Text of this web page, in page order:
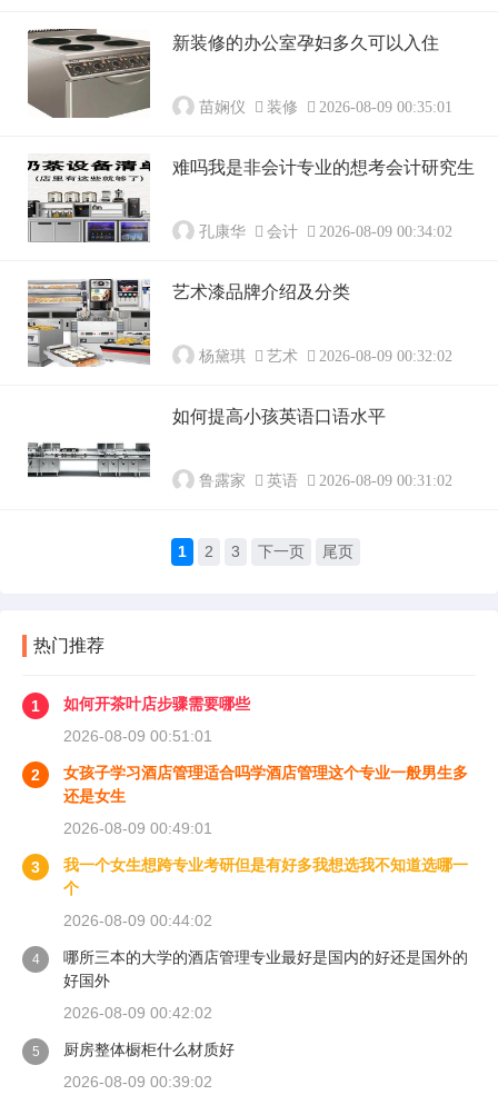
新装修的办公室孕妇多久可以入住
苗娴仪 装修 2026-08-09 00:35:01
难吗我是非会计专业的想考会计研究生
孔康华 会计 2026-08-09 00:34:02
艺术漆品牌介绍及分类
杨黛琪 艺术 2026-08-09 00:32:02
如何提高小孩英语口语水平
鲁露家 英语 2026-08-09 00:31:02
1 2 3 下一页 尾页
热门推荐
1
如何开茶叶店步骤需要哪些
2026-08-09 00:51:01
2
女孩子学习酒店管理适合吗学酒店管理这个专业一般男生多
还是女生
2026-08-09 00:49:01
3
我一个女生想跨专业考研但是有好多我想选我不知道选哪一
个
2026-08-09 00:44:02
4
哪所三本的大学的酒店管理专业最好是国内的好还是国外的
好国外
2026-08-09 00:42:02
5
厨房整体橱柜什么材质好
2026-08-09 00:39:02